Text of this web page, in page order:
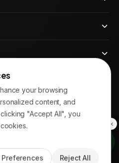
your browsing
content, and
"Accept All", you
Reject All